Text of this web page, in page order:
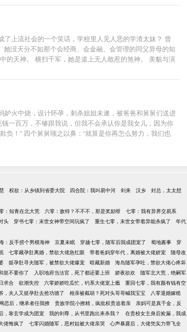
上流社会的一个笑话，学校里人见人恶的学渣太妹？ 曾
没天分不如那个会经商、会金融、会管理的同父异母的知
天神。 横扫千军，她是道上无人敢惹的煞神。 美貌与演
该虐的渣虐，该打脸的打，一边玩转豪门，一边玩转娱乐
（眉心一跳）：……这难道不是你家？！ 某男：家主不在这
火中烧，设计怀孕，刺杀姐姐未遂，被爸爸和舅舅们送进
一百万，不够跟我说，但我不会承认你是我女儿，因为你
！” 四个舅舅嗤之以鼻：“就算是你再怎么努力，我们也
，无论如何也不撒手。
权欲：从乡镇到省委大院 四合院：我叫易中河 剑来 汉乡
封总，太太想
：知青在北大荒 六零：敌特？不不不，那是奖励呀
七零：我有异界交易系
头 穿书七零：末世女神带空间玩疯了 重生七零，末世女带着异能杀疯了
年代
：反手捞个男模海神 京夏未眠 穿越七零，随军后我成团宠了 蜀地酱事
穿
七零藏孕肚离婚，禁欲大佬急红眼 带着爸妈穿年代，离婚被大佬娇宠
随母改
挺孕肚寻夫随军，被禁欲大佬爆宠 暗藏新婚
海岛随军孕吐，禁欲大佬心疼坏
崽不要你了 入职地府当法官，死了都还要上班 娇夜欲欢
随军北大荒，绝嗣军
求合 欲潮失控 六零娇娇吃瓜忙，钓系大佬宠上瘾
重回七零，我有颜有钱有空
，夫人又挺孕肚去抢功德了 相亲被截胡？死对头哥哥喊我宝宝
八零退婚嫁糙
恋后，继承者任我撩 贵族学院小撩精，疯批权贵追着亲
亲妈可是真千金，反
，靠玄学成为团宠 我的剑尊，从书里跑出来杀我？
在贵校女主身后捡漏，我成
佬悔疯了 七零闪婚随军，恶村姑被大佬亲哭
心声暴露后，大佬凭实力带飞全